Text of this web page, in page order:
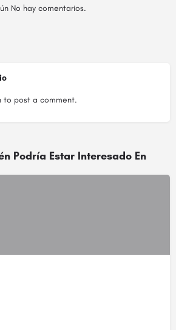
No hay comentarios.
to post a comment.
Podría Estar Interesado En